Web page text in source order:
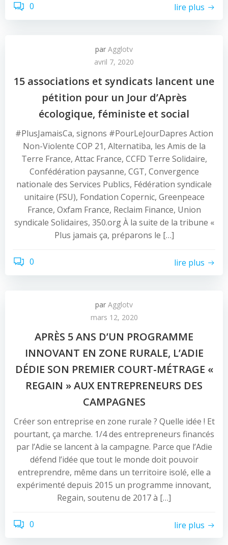
0 lire plus
par Agglotv
avril 7, 2020
15 associations et syndicats lancent une
pétition pour un Jour d’Après
écologique, féministe et social
#PlusJamaisCa, signons #PourLeJourDapres Action
Non-Violente COP 21, Alternatiba, les Amis de la
Terre France, Attac France, CCFD Terre Solidaire,
Confédération paysanne, CGT, Convergence
nationale des Services Publics, Fédération syndicale
unitaire (FSU), Fondation Copernic, Greenpeace
France, Oxfam France, Reclaim Finance, Union
syndicale Solidaires, 350.org À la suite de la tribune «
Plus jamais ça, préparons le […]
0 lire plus
par Agglotv
mars 12, 2020
APRÈS 5 ANS D’UN PROGRAMME
INNOVANT EN ZONE RURALE, L’ADIE
DÉDIE SON PREMIER COURT-MÉTRAGE «
REGAIN » AUX ENTREPRENEURS DES
CAMPAGNES
Créer son entreprise en zone rurale ? Quelle idée ! Et
pourtant, ça marche. 1/4 des entrepreneurs financés
par l’Adie se lancent à la campagne. Parce que l’Adie
défend l’idée que tout le monde doit pouvoir
entreprendre, même dans un territoire isolé, elle a
expérimenté depuis 2015 un programme innovant,
Regain, soutenu de 2017 à […]
0 lire plus